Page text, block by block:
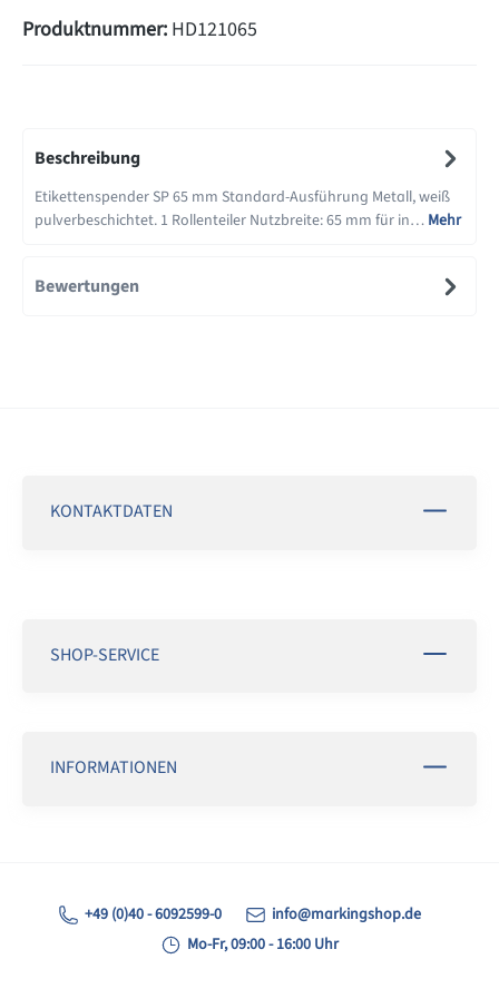
Produktnummer: HD121065
Beschreibung
Etikettenspender SP 65 mm Standard-Ausführung Metall, weiß
pulverbeschichtet. 1 Rollenteiler Nutzbreite: 65 mm für in… Mehr
Bewertungen
KONTAKTDATEN
SHOP-SERVICE
INFORMATIONEN
+49 (0)40 - 6092599-0
info@markingshop.de
Mo-Fr, 09:00 - 16:00 Uhr